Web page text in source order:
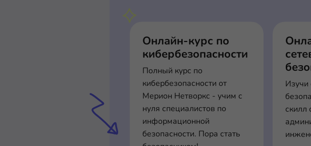
Онлайн-курс по
кибербезопасности
Полный курс по
кибербезопасности от
Мерион Нетворкс - учим с
нуля специалистов по
информационной
безопасности. Пора стать
Изучи
скилл